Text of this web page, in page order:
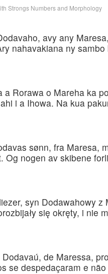
Strongs Numbers and Morphology
avy any
nahavakiana ny
a Rorawa o Mareha ka
i a Ihowa. Na kua
sønn, fra Maresa,
Og nogen av skibene
syn Dodawahowy
się okręty, i nie
de Maressa,
se despedaçaram e